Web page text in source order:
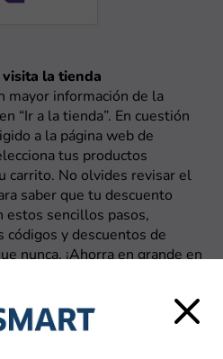
visita la tienda
mayor información de la
“Ir a la tienda”. En cuestión
a la página web de
tus productos
carrito. No olvides revisar el
saber que tu descuento
estos sencillos pasos,
códigos y descuentos de
nunca. ¡Ahorra en grande en